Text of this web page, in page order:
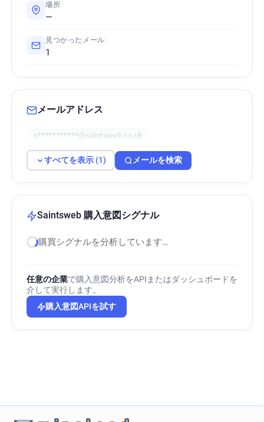
場所
—
見つかったメール
1
メールアドレス
n***********@saintsweb.co.uk
すべてを表示 (1) メールを検索
Saintsweb 購入意図シグナル
購買シグナルを分析しています…
任意の企業で購入意図分析をAPIまたはダッシュボードを
介して実行します。
購入意図APIを試す